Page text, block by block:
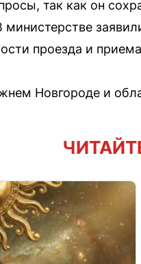
так как он
проезда и
Новгороде и